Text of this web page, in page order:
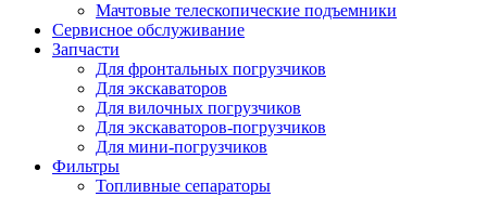
Мачтовые телескопические подъемники
Сервисное обслуживание
Запчасти
Для фронтальных погрузчиков
Для экскаваторов
Для вилочных погрузчиков
Для экскаваторов-погрузчиков
Для мини-погрузчиков
Фильтры
Топливные сепараторы